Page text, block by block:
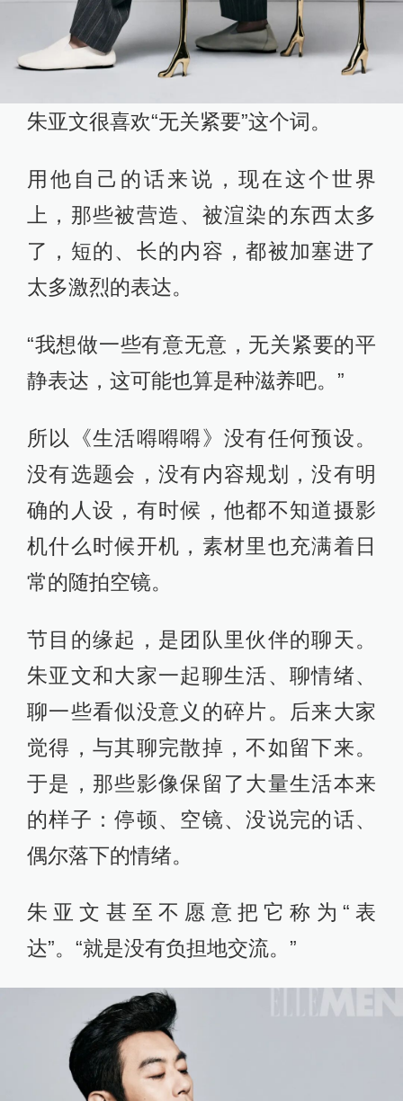
朱亚文很喜欢“无关紧要”这个词。
用他自己的话来说，现在这个世界
上，那些被营造、被渲染的东西太多
了，短的、长的内容，都被加塞进了
太多激烈的表达。
“我想做一些有意无意，无关紧要的平
静表达，这可能也算是种滋养吧。”
所以《生活嘚嘚嘚》没有任何预设。
没有选题会，没有内容规划，没有明
确的人设，有时候，他都不知道摄影
机什么时候开机，素材里也充满着日
常的随拍空镜。
节目的缘起，是团队里伙伴的聊天。
朱亚文和大家一起聊生活、聊情绪、
聊一些看似没意义的碎片。后来大家
觉得，与其聊完散掉，不如留下来。
于是，那些影像保留了大量生活本来
的样子：停顿、空镜、没说完的话、
偶尔落下的情绪。
朱亚文甚至不愿意把它称为“表
达”。“就是没有负担地交流。”